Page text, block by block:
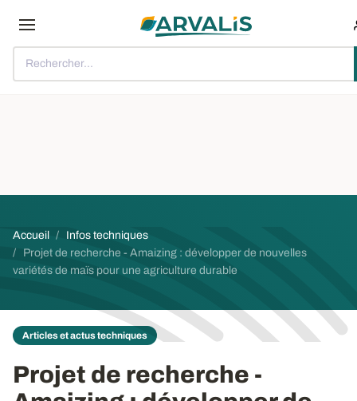
Rechercher...
Fil d'Ariane
Accueil
Infos techniques
Projet de recherche - Amaizing : développer de nouvelles
variétés de maïs pour une agriculture durable
Articles et actus techniques
Projet de recherche -